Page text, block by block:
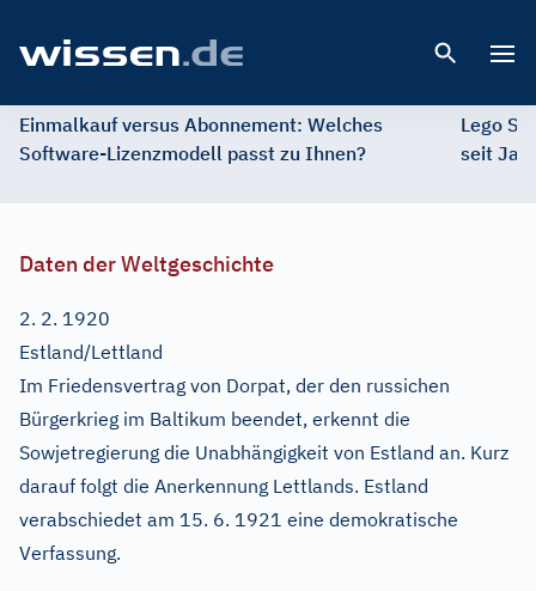
Einmalkauf versus Abonnement: Welches
Software-Lizenzmodell passt zu Ihnen?
Lego
seit
Daten der Weltgeschichte
2. 2. 1920
Estland/Lettland
Im Friedensvertrag von Dorpat, der den russichen
Bürgerkrieg im Baltikum beendet, erkennt die
Sowjetregierung die Unabhängigkeit von Estland an. Kurz
darauf folgt die Anerkennung Lettlands. Estland
verabschiedet am 15. 6. 1921 eine demokratische
Verfassung.